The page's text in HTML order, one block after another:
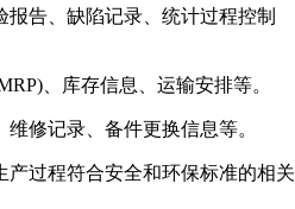
告、缺陷记录、统计过程控制
、库存信息、运输安排等。
修记录、备件更换信息等。
过程符合安全和环保标准的相关